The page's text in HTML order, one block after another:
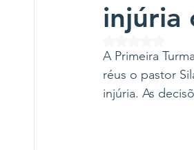
injúria
A Primeira
réus o pastor
injúria. As